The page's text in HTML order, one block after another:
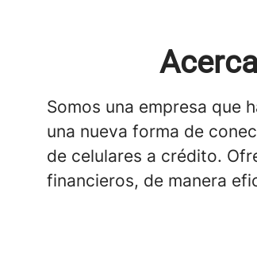
Somos una empresa que
una nueva forma de
de celulares a crédito.
financieros, de manera